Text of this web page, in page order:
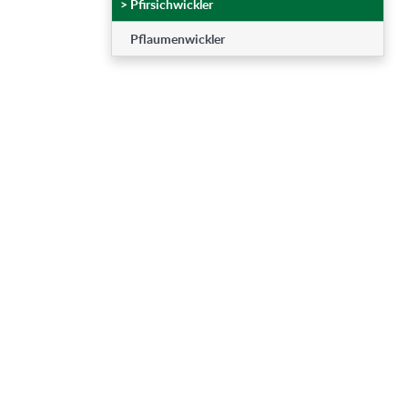
> Pfirsichwickler
Pflaumenwickler